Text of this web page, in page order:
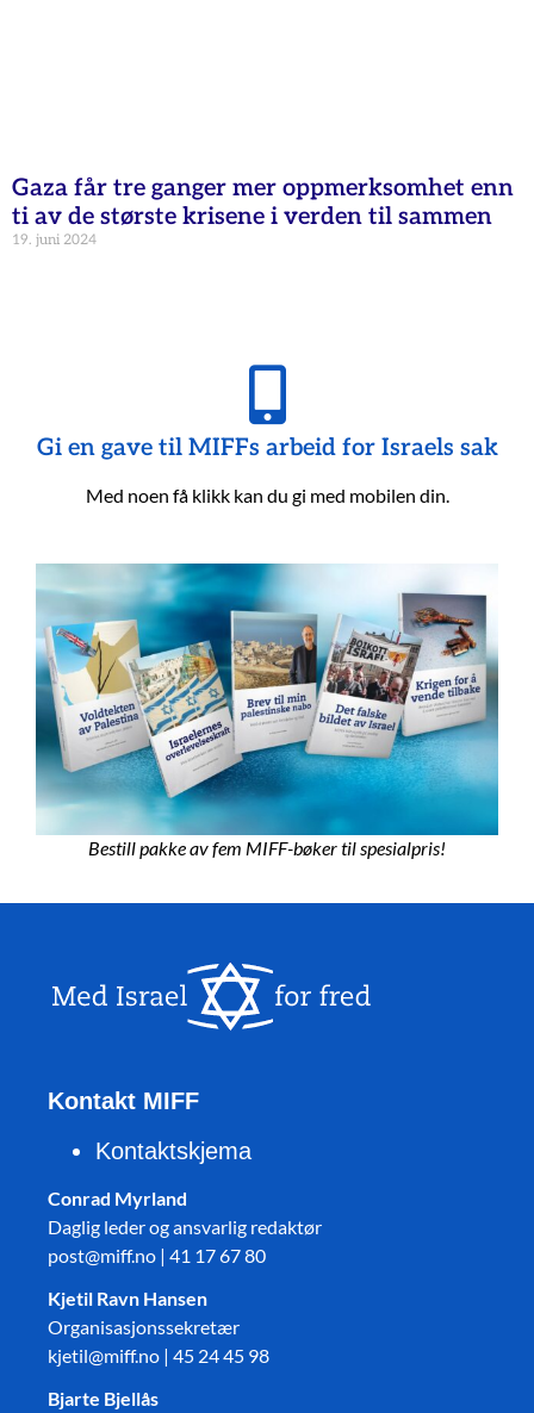
Gaza får tre ganger mer oppmerksomhet enn
ti av de største krisene i verden til sammen
19. juni 2024
Gi en gave til MIFFs arbeid for Israels sak
Med noen få klikk kan du gi med mobilen din.
Bestill pakke av fem MIFF-bøker til spesialpris!
Kontakt MIFF
Kontaktskjema
Conrad Myrland
Daglig leder og ansvarlig redaktør
post@miff.no | 41 17 67 80
Kjetil Ravn Hansen
Organisasjonssekretær
kjetil@miff.no | 45 24 45 98
Bjarte Bjellås